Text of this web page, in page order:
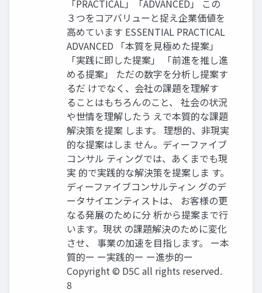
「PRACTICAL」「ADVANCED」 この
３つをコアバリューと捉え企業価値を
高めています ESSENTIAL PRACTICAL
ADVANCED 「本質を見極めた提案」
「実践に即した提案」 「前進を推し進
める提案」 ただの数字を分析し提案す
るだ けでなく、会社の課題を理解す
ることはもちろんのこと、 社会の状況
や世情を理解したう えで本質的な課題
解決策を提案 します。 理想的、非現実
的な提案はしま せん。ディーファイブ
コンサル ティングでは、あくまでも現
実 的で実践的な解決策を提案しま す。
ディーファイブコンサルティン グのデ
ータサイエンティストは、 お客様の更
なる発展のために分 析から提案まで行
います。現状 の課題解決のために変化
させ、 事業の加速を目指します。 ー本
質的ー ー実践的ー ー進歩的ー
Copyright © D5C all rights reserved.
8